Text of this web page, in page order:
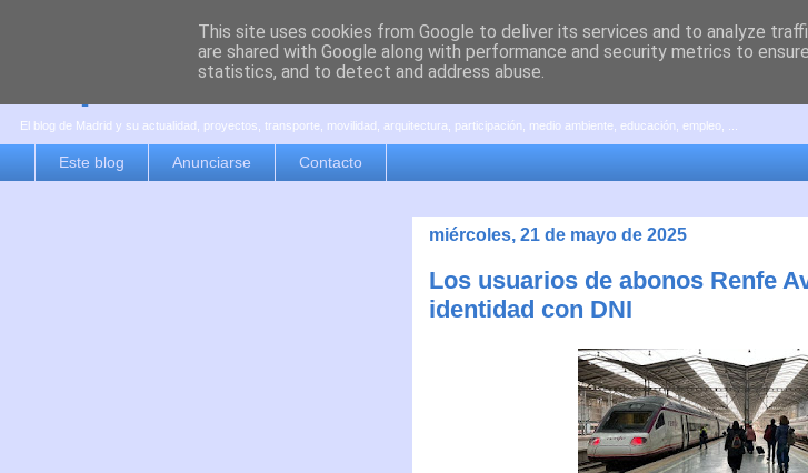
es por madrid
El blog de Madrid y su actualidad, proyectos, transporte, movilidad, arquitectura, participación, medio ambiente, educación, empleo, ...
Este blog Anunciarse Contacto
miércoles, 21 de mayo de 2025
Los usuarios de abonos Renfe
identidad con DNI
This site uses cookies from Google to deliver its services and to analyze
are shared with Google along with performance and security metrics to
statistics, and to detect and address abuse.